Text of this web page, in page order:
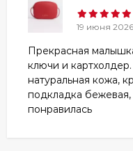
Большой запас
отличается
Эффектный
естественного
привлекательно
Высокое
Устойчивость к
19 июня 2026
Прекрасная
ключи и
натуральная кожа,
подкладка
понравилась